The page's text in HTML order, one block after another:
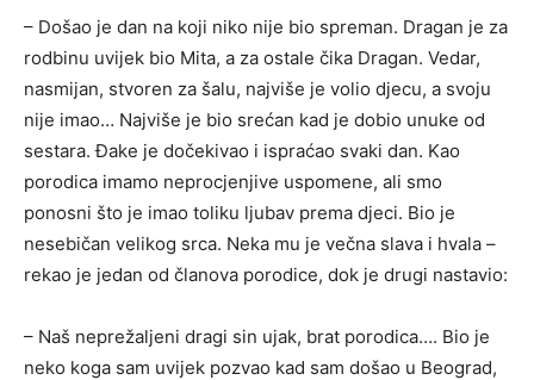
– Došao je dan na koji niko nije bio spreman. Dragan je za
rodbinu uvijek bio Mita, a za ostale čika Dragan. Vedar,
nasmijan, stvoren za šalu, najviše je volio djecu, a svoju
nije imao… Najviše je bio srećan kad je dobio unuke od
sestara. Đake je dočekivao i ispraćao svaki dan. Kao
porodica imamo neprocjenjive uspomene, ali smo
ponosni što je imao toliku ljubav prema djeci. Bio je
nesebičan velikog srca. Neka mu je večna slava i hvala –
rekao je jedan od članova porodice, dok je drugi nastavio:
– Naš neprežaljeni dragi sin ujak, brat porodica…. Bio je
neko koga sam uvijek pozvao kad sam došao u Beograd,